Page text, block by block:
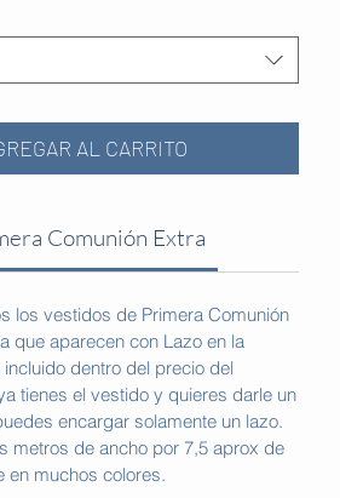
AL CARRITO
Comunión Extra
los vestidos de Primera Comunión
que aparecen con Lazo en la
dentro del precio del
tienes el vestido y quieres darle un
encargar solamente un lazo.
metros de ancho por 7,5 aprox de
en muchos colores.